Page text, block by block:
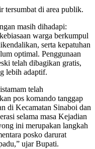
tersumbat di area publik.
masih dihadapi:
warga berkumpul
serta kepatuhan
optimal. Penggunaan
telah dibagikan gratis,
lebih adaptif.
telah
pos komando tanggap
di Kecamatan Sinaboi dan
selama masa Kejadian
ini merupakan langkah
posko darurat
ujar Bupati.